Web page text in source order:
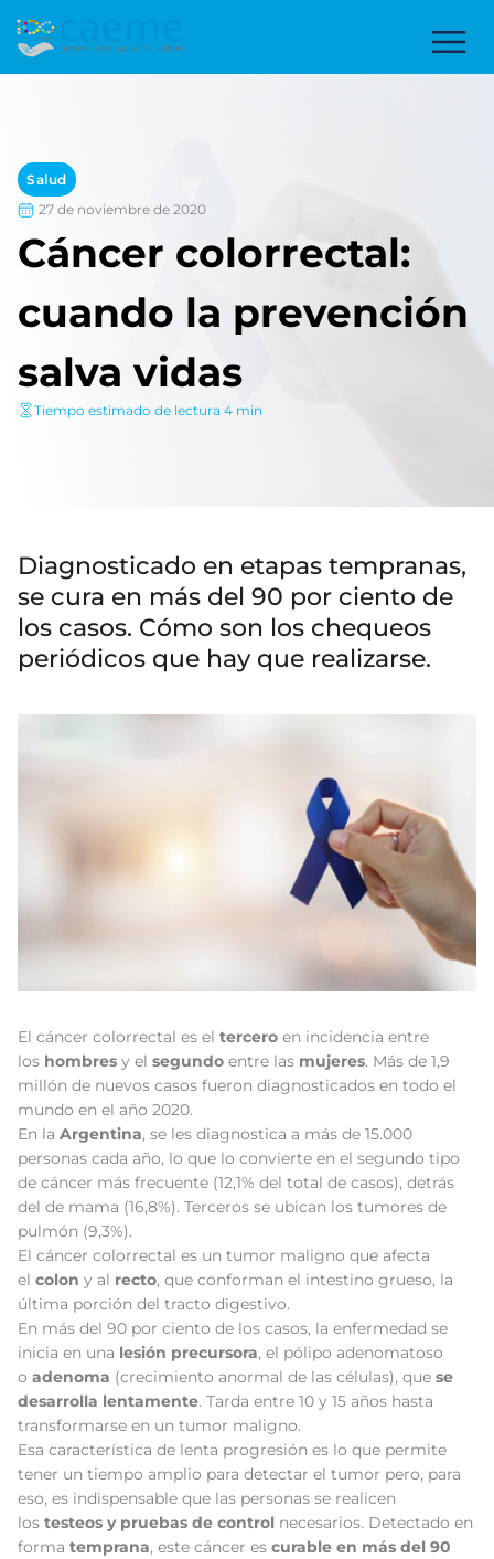
Salud
27 de noviembre de 2020
Cáncer colorrectal:
cuando la prevención
salva vidas
Tiempo estimado de lectura 4 min
Diagnosticado en etapas tempranas,
se cura en más del 90 por ciento de
los casos. Cómo son los chequeos
periódicos que hay que realizarse.
El cáncer colorrectal es el tercero en incidencia entre
los hombres y el segundo entre las mujeres. Más de 1,9
millón de nuevos casos fueron diagnosticados en todo el
mundo en el año 2020.
En la Argentina, se les diagnostica a más de 15.000
personas cada año, lo que lo convierte en el segundo tipo
de cáncer más frecuente (12,1% del total de casos), detrás
del de mama (16,8%). Terceros se ubican los tumores de
pulmón (9,3%).
El cáncer colorrectal es un tumor maligno que afecta
el colon y al recto, que conforman el intestino grueso, la
última porción del tracto digestivo.
En más del 90 por ciento de los casos, la enfermedad se
inicia en una lesión precursora, el pólipo adenomatoso
o adenoma (crecimiento anormal de las células), que se
desarrolla lentamente. Tarda entre 10 y 15 años hasta
transformarse en un tumor maligno.
Esa característica de lenta progresión es lo que permite
tener un tiempo amplio para detectar el tumor pero, para
eso, es indispensable que las personas se realicen
los testeos y pruebas de control necesarios. Detectado en
forma temprana, este cáncer es curable en más del 90